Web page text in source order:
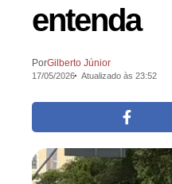
entenda
PorGilberto Júnior
17/05/2026 Atualizado às 23:52